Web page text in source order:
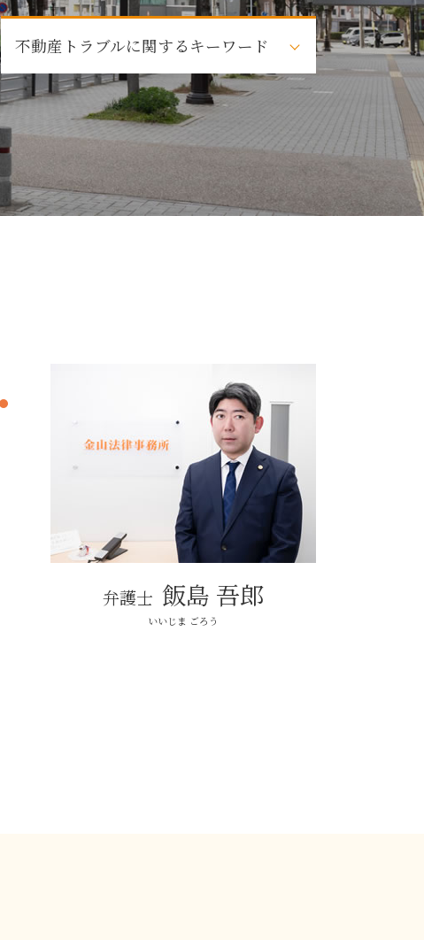
不動産トラブルに関するキーワード
不動産トラブル 相談
調停 不動産トラブル
瑕疵 不動産トラブル
賃貸トラブル
家賃滞納 強制執行
建築トラブル
不動産トラブル 相談 建築
近隣トラブル
不動産 活用 相談
弁護士 飯島 吾郎
いいじま ごろう